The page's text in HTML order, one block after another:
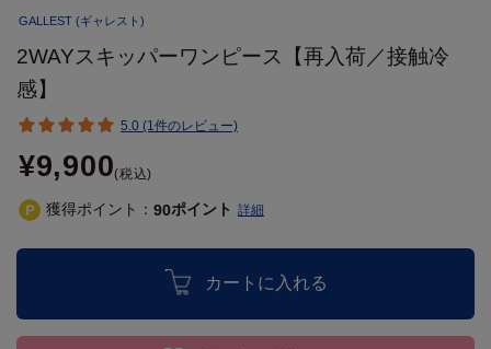
GALLEST (ギャレスト)
2WAYスキッパーワンピース【再入荷／接触冷
感】
5.0 (1件のレビュー)
¥9,900(税込)
獲得ポイント： 90ポイント 詳細
カートに入れる